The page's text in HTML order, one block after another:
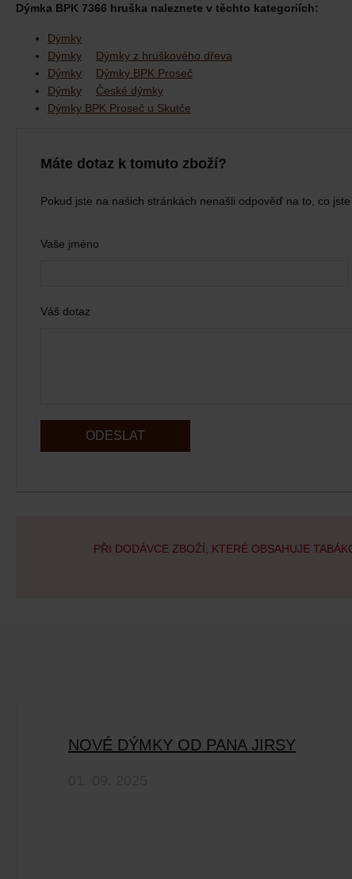
Dýmka BPK 7366 hruška naleznete v těchto kategoriích:
Dýmky
Dýmky
Dýmky z hruškového dřeva
Dýmky
Dýmky BPK Proseč
Dýmky
České dýmky
Dýmky BPK Proseč u Skutče
Máte dotaz k tomuto zboží?
Pokud jste na našich stránkách nenašli odpověď na to, co
Vaše jméno
Váš dotaz
ODESLAT
PŘI DODÁVCE ZBOŽÍ, KTERÉ OBSAHUJE
NOVÉ DÝMKY OD PANA JIRSY